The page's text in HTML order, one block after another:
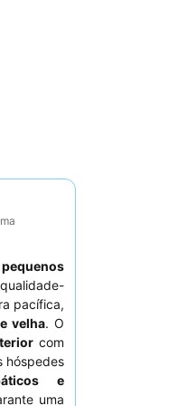
pequenos
pacífica,
velha. O
com
hóspedes
e
uma